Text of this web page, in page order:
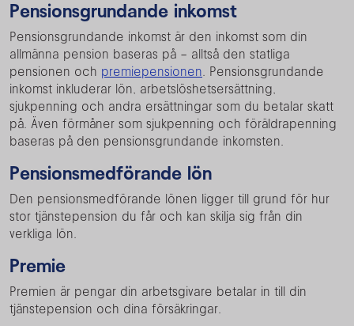
Pensionsgrundande inkomst
Pensionsgrundande inkomst är den inkomst som din
allmänna pension baseras på – alltså den statliga
pensionen och premiepensionen. Pensionsgrundande
inkomst inkluderar lön, arbetslöshetsersättning,
sjukpenning och andra ersättningar som du betalar skatt
på. Även förmåner som sjukpenning och föräldrapenning
baseras på den pensionsgrundande inkomsten.
Pensionsmedförande lön
Den pensionsmedförande lönen ligger till grund för hur
stor tjänstepension du får och kan skilja sig från din
verkliga lön.
Premie
Premien är pengar din arbetsgivare betalar in till din
tjänstepension och dina försäkringar.